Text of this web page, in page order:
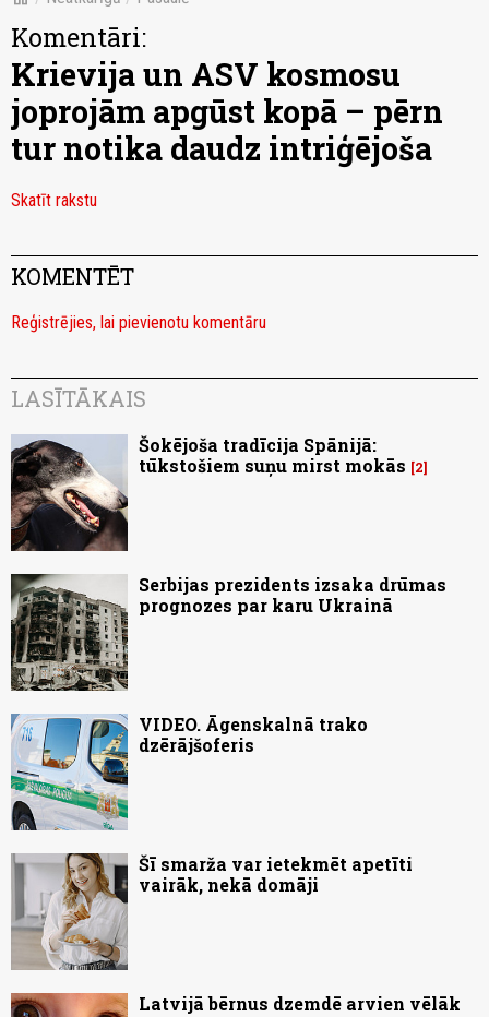
Komentāri:
Krievija un ASV kosmosu
joprojām apgūst kopā – pērn
tur notika daudz intriģējoša
Skatīt rakstu
KOMENTĒT
Reģistrējies, lai pievienotu komentāru
LASĪTĀKAIS
Šokējoša tradīcija Spānijā:
tūkstošiem suņu mirst mokās
2
Serbijas prezidents izsaka drūmas
prognozes par karu Ukrainā
VIDEO. Āgenskalnā trako
dzērājšoferis
Šī smarža var ietekmēt apetīti
vairāk, nekā domāji
Latvijā bērnus dzemdē arvien vēlāk